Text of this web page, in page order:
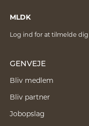
MLDK
Log ind for at tilmelde
GENVEJE
Bliv medlem
Bliv partner
Jobopslag